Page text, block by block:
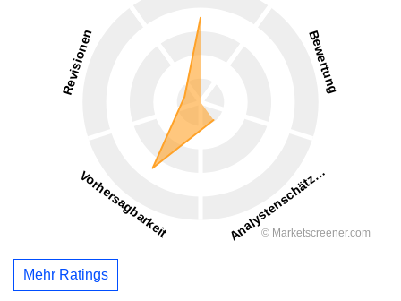
Mehr Ratings